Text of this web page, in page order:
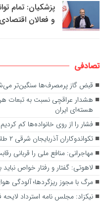
پزشکیان: تمام
و فعالان
تصادفی
قبض گاز پرمصرف‌ها سنگین‌تر
هشدار عراقچی نسبت به تبعات
هسته‌ای ایران
فشار را از روی خانواده‌ها کم کردیم
تکواندوکاران آذربایجان شرقی ۲ طلا گرفتند
مهاجرانی: منافع ملی را قربانی
لاهوتی: گفتار و رفتار خواص
مرگ با مجوز ریزگردها؛ آلودگی
نیکزاد: مجلس نامه استرداد